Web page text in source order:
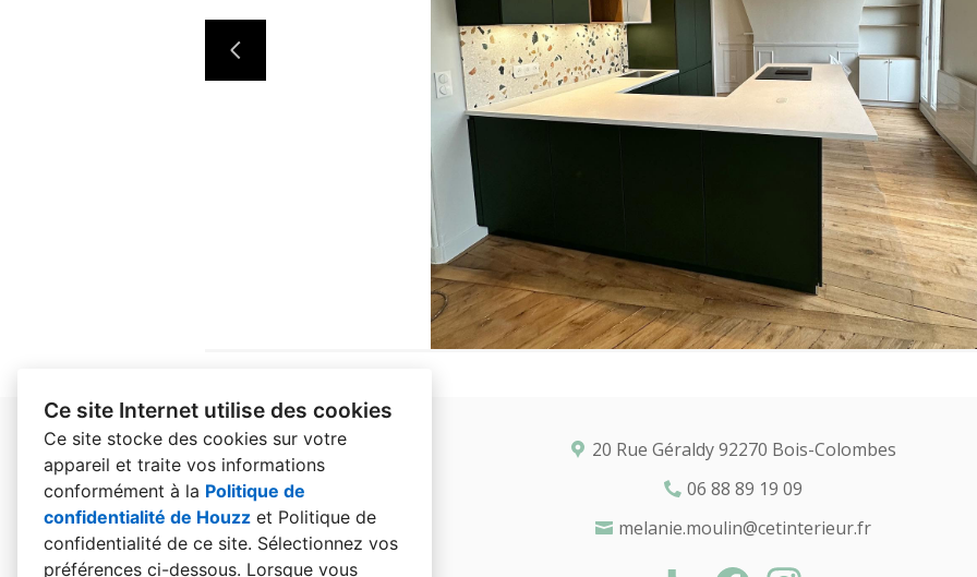
Ce site Internet utilise des cookies
Ce site stocke des cookies sur votre
appareil et traite vos informations
conformément à la Politique de
confidentialité de Houzz et Politique de
confidentialité de ce site. Sélectionnez vos
préférences ci-dessous. Lorsque vous
20 Rue Géraldy 92270 Bois-Colombes
06 88 89 19 09
melanie.moulin@cetinterieur.fr